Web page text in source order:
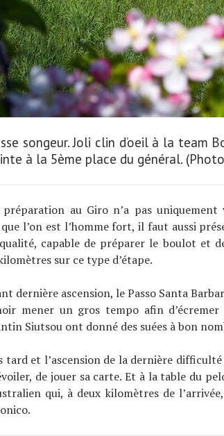
songeur. Joli clin d’oeil à la team
à la 5ème place du général.
au Giro n’a pas
l’on est l’homme fort, il faut aussi
capable de préparer le boulot et
sur ce type d’étape.
dernière ascension, le Passo Santa
mener un gros tempo afin
Siutsou ont donné des suées à bon
tard et l’ascension de la dernière
de jouer sa carte. Et à la table du
qui, à deux kilomètres de